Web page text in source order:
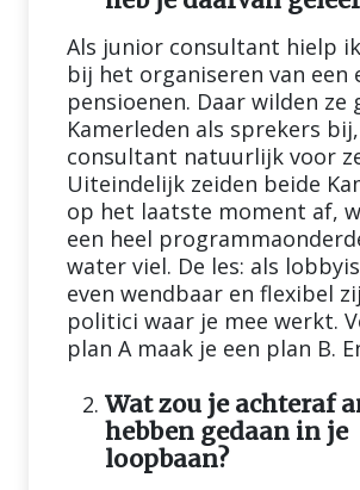
Als junior consultant hielp
bij het organiseren van een
pensioenen. Daar wilden ze
Kamerleden als sprekers
consultant natuurlijk voor
Uiteindelijk zeiden beide
op het laatste moment af,
een heel
water viel. De les: als
even wendbaar en flexibel
politici waar je mee werkt.
plan A maak je een plan B.
Wat zou je achteraf
hebben gedaan in je
loopbaan?